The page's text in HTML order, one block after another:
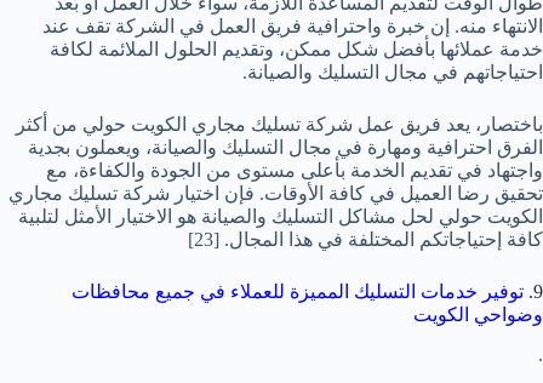
الانتهاء منه. إن خبرة واحترافية فريق العمل في الشركة تقف عند
خدمة عملائها بأفضل شكل ممكن، وتقديم الحلول الملائمة لكافة
احتياجاتهم في مجال التسليك والصيانة.
باختصار، يعد فريق عمل شركة تسليك مجاري الكويت حولي من أكثر
الفرق احترافية ومهارة في مجال التسليك والصيانة، ويعملون بجدية
واجتهاد في تقديم الخدمة بأعلى مستوى من الجودة والكفاءة، مع
تحقيق رضا العميل في كافة الأوقات. فإن اختيار شركة تسليك مجاري
الكويت حولي لحل مشاكل التسليك والصيانة هو الاختيار الأمثل لتلبية
كافة إحتياجاتكم المختلفة في هذا المجال. [23]
9. توفير خدمات التسليك المميزة للعملاء في جميع محافظات
وضواحي الكويت
.